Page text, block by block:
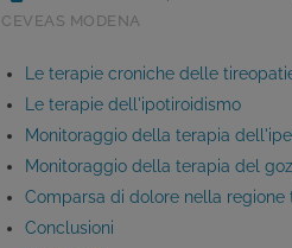
CEVEAS MODENA
Le terapie croniche delle
Le terapie dell'ipotiroidismo
Monitoraggio della terapia
Monitoraggio della terapia del
Comparsa di dolore nella regione
Conclusioni